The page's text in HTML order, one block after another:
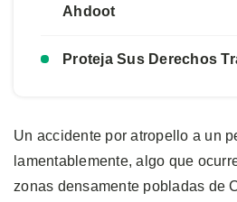
Ahdoot
Proteja Sus Derechos
Un accidente por atropello a un
lamentablemente, algo que
zonas densamente pobladas de